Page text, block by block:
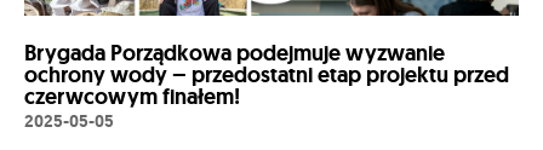
Brygada Porządkowa podejmuje wyzwanie
ochrony wody – przedostatni etap projektu przed
czerwcowym finałem!
2025-05-05